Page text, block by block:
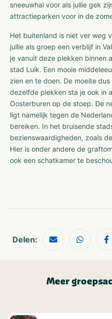
sneeuwhal voor als jullie gek
attractieparken voor in de
Het buitenland is niet ver weg
jullie als groep een verblijf in
je vanuit deze plekken binnen
stad Luik. Een mooie
zien en te doen. De moeite
dezelfde plekken sta je ook in
Oosterburen op de stoep. De
ligt namelijk tegen de
bereiken. In het bruisende
bezienswaardigheden, zoals
Hier is onder andere de
ook een schatkamer te
Delen:
Meer